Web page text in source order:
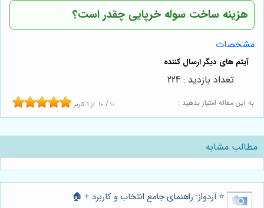
هزینه ساخت سوله خرپایی چقدر است؟
مشخصات
به این مقاله امتیاز بدهید : 10 / 10 از 1 کاربر
تعداد بازدید : 224
مطالب مشابه
⭐️ آردواز: راهنمای جامع انتخاب و کاربرد + 🏠